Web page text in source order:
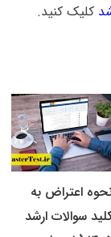
کلیک کنید.
اعتراض به
سوالات ارشد